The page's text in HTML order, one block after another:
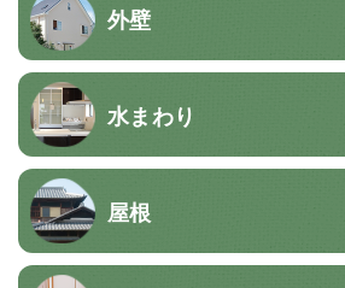
外壁
水まわり
屋根